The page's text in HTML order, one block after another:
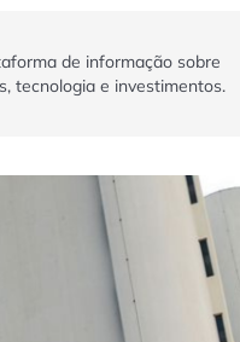
de informação sobre
tecnologia e investimentos.